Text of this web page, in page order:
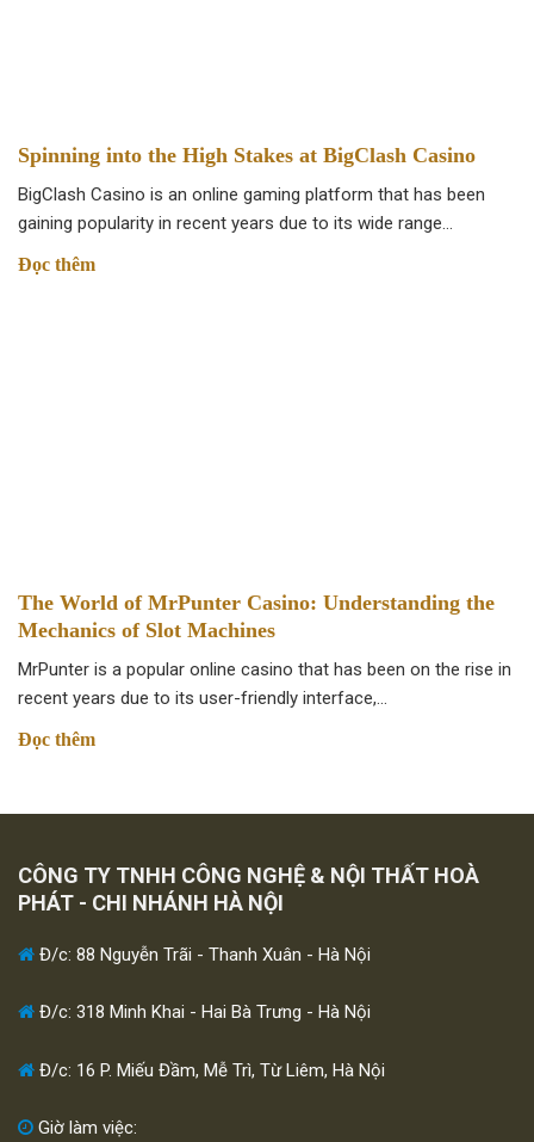
Spinning into the High Stakes at BigClash Casino
BigClash Casino is an online gaming platform that has been
gaining popularity in recent years due to its wide range…
Đọc thêm
The World of MrPunter Casino: Understanding the
Mechanics of Slot Machines
MrPunter is a popular online casino that has been on the rise in
recent years due to its user-friendly interface,…
Đọc thêm
CÔNG TY TNHH CÔNG NGHỆ & NỘI THẤT HOÀ
PHÁT - CHI NHÁNH HÀ NỘI
Đ/c: 88 Nguyễn Trãi - Thanh Xuân - Hà Nội
Đ/c: 318 Minh Khai - Hai Bà Trưng - Hà Nội
Đ/c: 16 P. Miếu Đầm, Mễ Trì, Từ Liêm, Hà Nội
Giờ làm việc: